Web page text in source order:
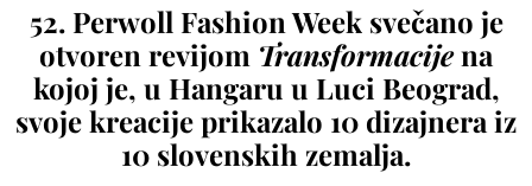
52. Perwoll Fashion Week svečano je
otvoren revijom Transformacijena
kojoj je, u Hangaru u Luci Beograd,
svoje kreacije prikazalo 10 dizajnera iz
10 slovenskih zemalja.